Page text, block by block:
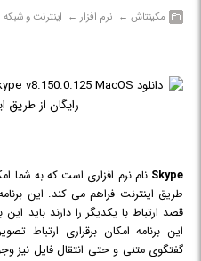
مکینتاش‎ ← ‏ نرم افزار‎ ← ‏ اینترنت و شبکه
Skype نام نرم افزاری است که به شما
طریق اینترنت فراهم می کند. این
قصد ارتباط با یکدیگر را دارند باید
این برنامه امکان برقراری ارتباط
گفتگوی متنی و حتی انتقال فایل نیز